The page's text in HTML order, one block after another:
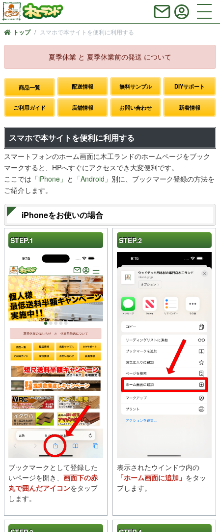
トップ スマホで本サイトを便利に利用する
夏季休業 と 夏季休業前の発送 について
商品一覧 配送情報 無料サンプル DIYサポート
ご利用ガイド 店舗情報 お問い合わせ 新着情報
スマホで本サイトを便利に利用する
スマートフォンのホーム画面に木工ランドのホームページをブック
マークすると、HPへすぐにアクセスでき大変便利です。
ここでは 「iPhone」 と 「Android」 別に、ブックマーク登録の方法を
ご紹介します。
iPhoneをお使いの場合
STEP.1
ブックマークとして登録した
いページを開き、 画面下の赤
丸で囲んだアイコンをタップ
します。
STEP.2
表示されたウインドウ内の
「ホーム画面に追加」 をタッ
プします。